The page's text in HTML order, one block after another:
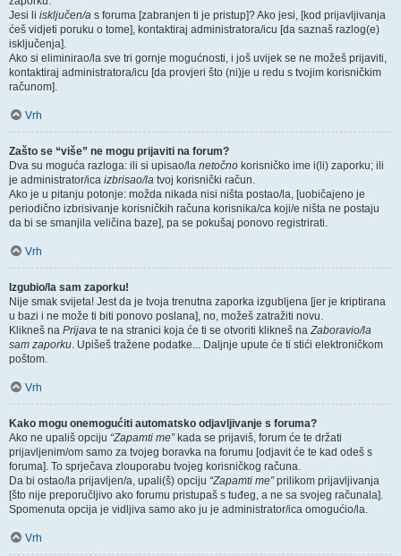
Jesi li isključen/a s foruma [zabranjen ti je pristup]? Ako jesi, [kod prijavljivanja
ćeš vidjeti poruku o tome], kontaktiraj administratora/icu [da saznaš razlog(e)
isključenja].
Ako si eliminirao/la sve tri gornje mogućnosti, i još uvijek se ne možeš prijaviti,
kontaktiraj administratora/icu [da provjeri što (ni)je u redu s tvojim korisničkim
računom].
Vrh
Zašto se “više” ne mogu prijaviti na forum?
Dva su moguća razloga: ili si upisao/la netočno korisničko ime i(li) zaporku; ili
je administrator/ica izbrisao/la tvoj korisnički račun.
Ako je u pitanju potonje: možda nikada nisi ništa postao/la, [uobičajeno je
periodično izbrisivanje korisničkih računa korisnika/ca koji/e ništa ne postaju
da bi se smanjila veličina baze], pa se pokušaj ponovo registrirati.
Vrh
Izgubio/la sam zaporku!
Nije smak svijeta! Jest da je tvoja trenutna zaporka izgubljena [jer je kriptirana
u bazi i ne može ti biti ponovo poslana], no, možeš zatražiti novu.
Klikneš na Prijava te na stranici koja će ti se otvoriti klikneš naZaboravio/la
sam zaporku. Upišeš tražene podatke... Daljnje upute će ti stići elektroničkom
poštom.
Vrh
Kako mogu onemogućiti automatsko odjavljivanje s foruma?
Ako ne upališ opciju “Zapamti me”kada se prijaviš, forum će te držati
prijavljenim/om samo za tvojeg boravka na forumu [odjavit će te kad odeš s
foruma]. To sprječava zlouporabu tvojeg korisničkog računa.
Da bi ostao/la prijavljen/a, upali(š) opciju “Zapamti me”prilikom prijavljivanja
[što nije preporučljivo ako forumu pristupaš s tuđeg, a ne sa svojeg računala].
Spomenuta opcija je vidljiva samo ako ju je administrator/ica omogućio/la.
Vrh